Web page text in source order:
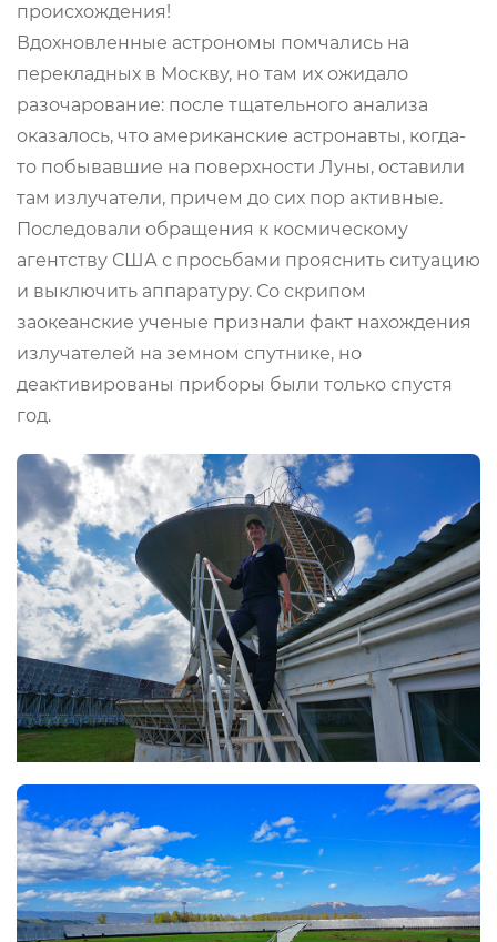
происхождения!
Вдохновленные астрономы помчались на
перекладных в Москву, но там их ожидало
разочарование: после тщательного анализа
оказалось, что американские астронавты, когда-
то побывавшие на поверхности Луны, оставили
там излучатели, причем до сих пор активные.
Последовали обращения к космическому
агентству США с просьбами прояснить ситуацию
и выключить аппаратуру. Со скрипом
заокеанские ученые признали факт нахождения
излучателей на земном спутнике, но
деактивированы приборы были только спустя
год.